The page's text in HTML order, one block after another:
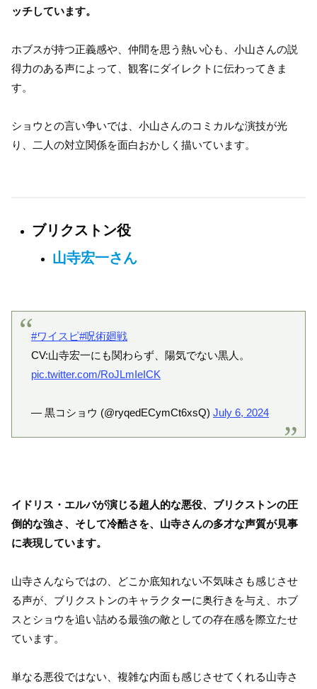
ッチしています。
ホブスが持つ正義感や、仲間を思う熱い心も、小山さんの説
得力のある声によって、観客にダイレクトに伝わってきま
す。
ショウとの言い争いでは、小山さんのコミカルな演技が光
り、二人の対立関係を面白おかしく描いています。
ブリクストン役
山寺宏一さん
#ワイスピ#呪術廻戦
CV:山寺宏一にも関わらず、陽気でない黒人。
pic.twitter.com/RoJLmIeICK
— 黒コショウ (@ryqedECymCt6xsQ) July 6, 2024
イドリス・エルバが演じる超人的な悪役、ブリクストンの圧
倒的な強さ、そして冷酷さを、山寺さんの多才な声質が見事
に表現しています。
山寺さんならではの、どこか底知れない不気味さも感じさせ
る声が、ブリクストンのキャラクターに奥行きを与え、ホブ
スとショウを追い詰める最強の敵としての存在感を際立たせ
ています。
単なる悪役ではない、複雑な内面も感じさせてくれる山寺さ